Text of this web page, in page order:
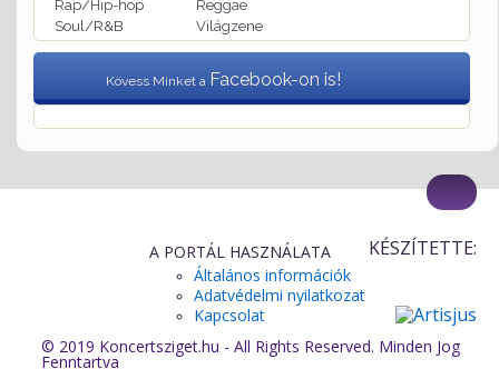
Rap/Hip-hop
Reggae
Soul/R&B
Világzene
Kövess Minket a Facebook-on is!
© 2019 Koncertsziget.hu - All Rights Reserved. Minden Jog
Fenntartva
A PORTÁL HASZNÁLATA
Általános információk
Adatvédelmi nyilatkozat
Kapcsolat
KÉSZÍTETTE: